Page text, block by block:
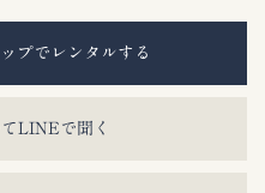
プでレンタルする
LINEで聞く